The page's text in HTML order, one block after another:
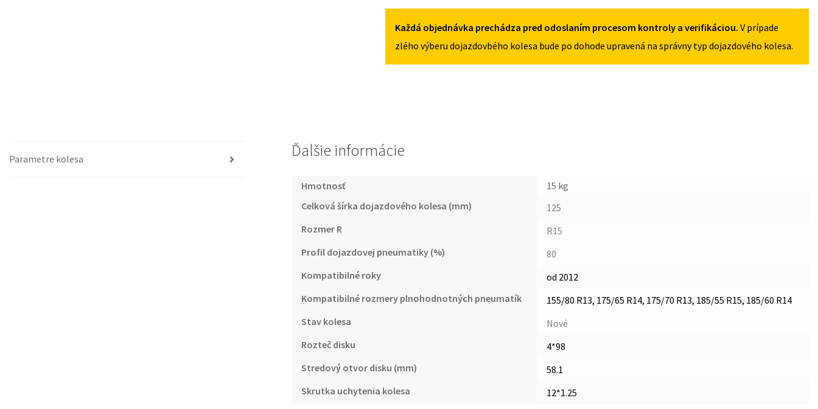
III
OD
125/80R15
4X98
Každá objednávka prechádza pred odoslaním procesom kontroly a verifikáciou. V prípade
zlého výberu dojazdovbého kolesa bude po dohode upravená na správny typ dojazdového kolesa.
Parametre kolesa Ďalšie informácie
Hmotnosť
15 kg
Celková šírka dojazdového kolesa (mm)
125
Rozmer R
R15
Profil dojazdovej pneumatiky (%)
80
Kompatibilné roky
od 2012
Kompatibilné rozmery plnohodnotných pneumatík
155/80 R13, 175/65 R14, 175/70 R13, 185/55 R15, 185/60 R14
Stav kolesa
Nové
Rozteč disku
4*98
Stredový otvor disku (mm)
58.1
Skrutka uchytenia kolesa
12*1.25